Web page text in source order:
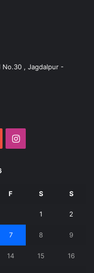
No.30 , Jagdalpur -
Instagram
F S S
1 2
7 8 9
14 15 16